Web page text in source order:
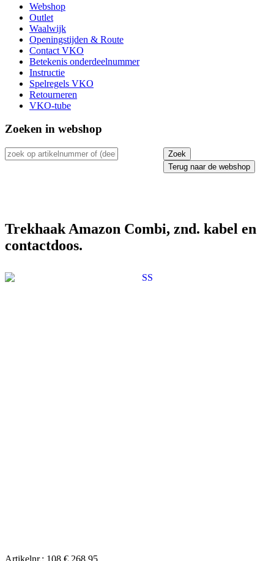
Webshop
Outlet
Waalwijk
Openingstijden & Route
Contact VKO
Betekenis onderdeelnummer
Instructie
Spelregels VKO
Retourneren
VKO-tube
Zoeken in webshop
Terug naar de webshop
Trekhaak Amazon Combi, znd. kabel en
contactdoos.
Artikelnr.: 108 € 268,95